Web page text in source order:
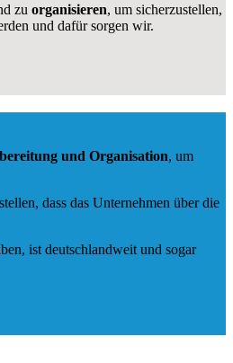
zu organisieren, um sicherzustellen,
und dafür sorgen wir.
und Organisation, um
dass das Unternehmen über die
ist deutschlandweit und sogar